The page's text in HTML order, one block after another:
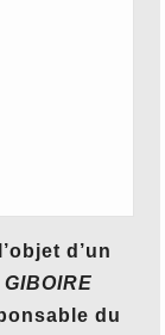
d’un
GIBOIRE
du